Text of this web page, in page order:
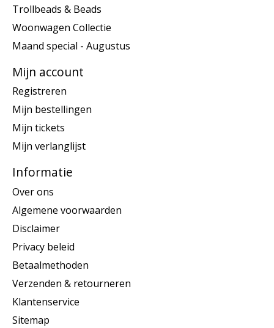
Trollbeads & Beads
Woonwagen Collectie
Maand special - Augustus
Mijn account
Registreren
Mijn bestellingen
Mijn tickets
Mijn verlanglijst
Informatie
Over ons
Algemene voorwaarden
Disclaimer
Privacy beleid
Betaalmethoden
Verzenden & retourneren
Klantenservice
Sitemap